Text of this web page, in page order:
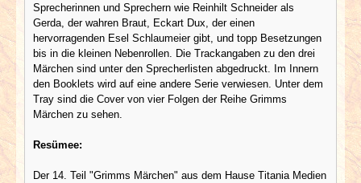
Sprecherinnen und Sprechern wie Reinhilt Schneider als
Gerda, der wahren Braut, Eckart Dux, der einen
hervorragenden Esel Schlaumeier gibt, und topp Besetzungen
bis in die kleinen Nebenrollen. Die Trackangaben zu den drei
Märchen sind unter den Sprecherlisten abgedruckt. Im Innern
den Booklets wird auf eine andere Serie verwiesen. Unter dem
Tray sind die Cover von vier Folgen der Reihe Grimms
Märchen zu sehen.
Resümee:
Der 14. Teil "Grimms Märchen" aus dem Hause Titania Medien